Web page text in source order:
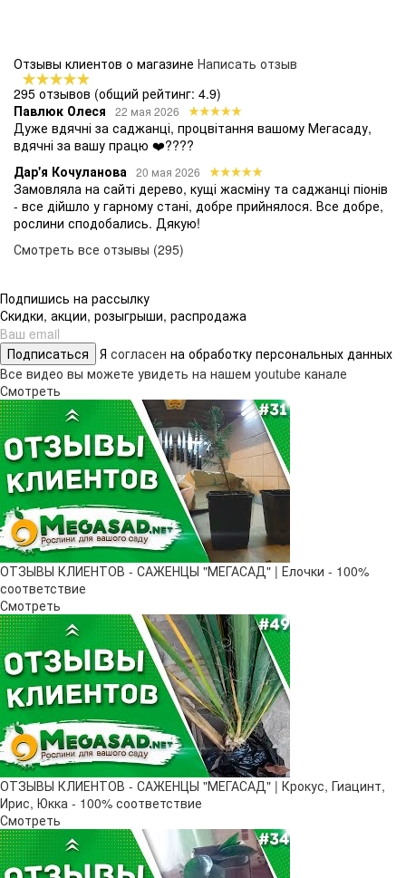
Отзывы клиентов о магазине Написать отзыв
295 отзывов (общий рейтинг: 4.9)
Павлюк Олеся
22 мая 2026
Дуже вдячні за саджанці, процвітання вашому Мегасаду,
вдячні за вашу працю ❤️????
Дар'я Кочуланова 20 мая 2026
Замовляла на сайті дерево, кущі жасміну та саджанці піонів
- все дійшло у гарному стані, добре прийнялося. Все добре,
рослини сподобались. Дякую!
Смотреть все отзывы (295)
Подпишись на рассылку
Скидки, акции, розыгрыши, распродажа
Подписаться Я согласен на обработку персональных данных
Все видео вы можете увидеть на нашем youtube канале
Смотреть
ОТЗЫВЫ КЛИЕНТОВ - САЖЕНЦЫ "МЕГАСАД" | Елочки - 100%
соответствие
Смотреть
ОТЗЫВЫ КЛИЕНТОВ - САЖЕНЦЫ "МЕГАСАД" | Крокус, Гиацинт,
Ирис, Юкка - 100% соответствие
Смотреть